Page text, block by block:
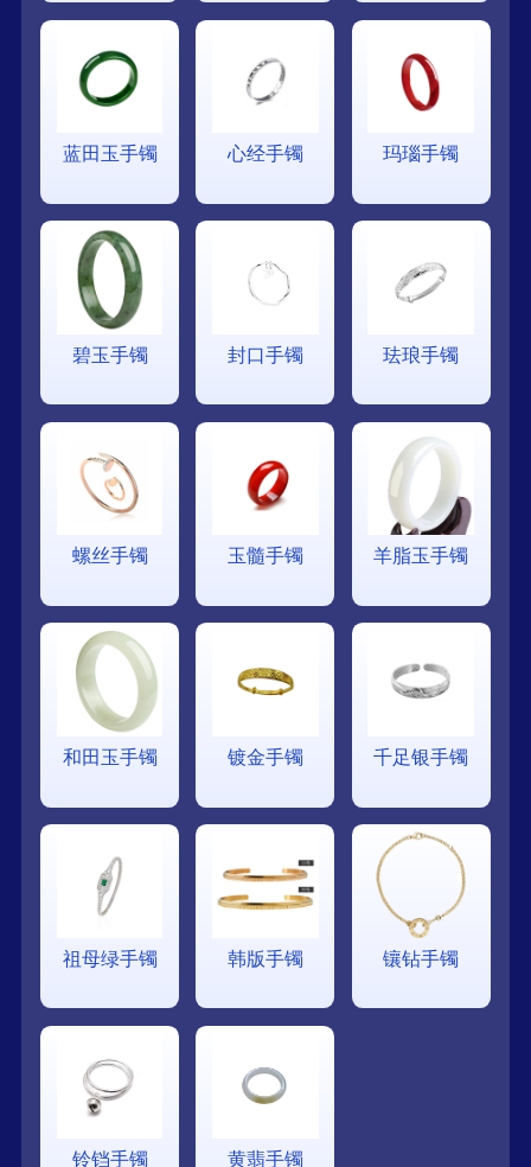
蓝田玉手镯 心经手镯 玛瑙手镯
碧玉手镯 封口手镯 珐琅手镯
螺丝手镯 玉髓手镯 羊脂玉手镯
和田玉手镯 镀金手镯 千足银手镯
祖母绿手镯 韩版手镯 镶钻手镯
铃铛手镯 黄翡手镯